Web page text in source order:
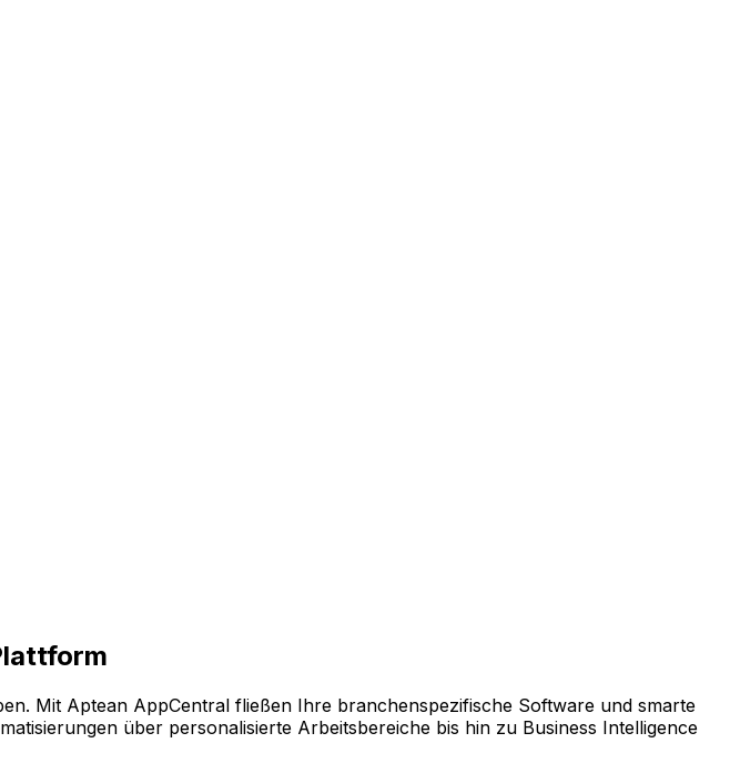
Mit Aptean AppCentral fließen Ihre branchenspezifische Software und smarte
über personalisierte Arbeitsbereiche bis hin zu Business Intelligence